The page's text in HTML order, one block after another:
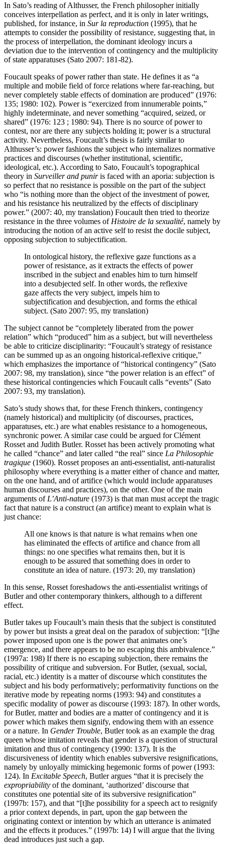
In Sato’s reading of Althusser, the French philosopher initially
conceives interpellation as perfect, and it is only in later writings,
published, for instance, in Sur la reproduction (1995), that he
attempts to consider the possibility of resistance, suggesting that, in
the process of interpellation, the dominant ideology incurs a
deviation due to the intervention of contingency and the multiplicity
of state apparatuses (Sato 2007: 181-82).
Foucault speaks of power rather than state. He defines it as “a
multiple and mobile field of force relations where far-reaching, but
never completely stable effects of domination are produced” (1976:
135; 1980: 102). Power is “exercized from innumerable points,”
highly indeterminate, and never something “acquired, seized, or
shared” (1976: 123 ; 1980: 94). There is no source of power to
contest, nor are there any subjects holding it; power is a structural
activity. Nevertheless, Foucault’s thesis is fairly similar to
Althusser’s: power fashions the subject who internalizes normative
practices and discourses (whether institutional, scientific,
ideological, etc.). According to Sato, Foucault’s topographical
theory in Surveiller and puniris faced with an aporia: subjection is
so perfect that no resistance is possible on the part of the subject
who “is nothing more than the object of the investment of power,
and his resistance his neutralized by the effects of disciplinary
power.” (2007: 40, my translation) Foucault then tried to theorize
resistance in the three volumes of Histoire de la sexualité, namely by
introducing the notion of an active self to resist the docile subject,
opposing subjection to subjectification.
In ontological history, the reflexive gaze functions as a
power of resistance, as it extracts the effects of power
inscribed in the subject and enables him to turn himself
into a desubjected self. In other words, the reflexive
gaze affects the very subject, impels him to
subjectification and desubjection, and forms the ethical
subject. (Sato 2007: 95, my translation)
The subject cannot be “completely liberated from the power
relation” which “produced” him as a subject, but will nevertheless
be able to criticize disciplinarity: “Foucault’s strategy of resistance
can be summed up as an ongoing historical-reflexive critique,”
which emphasizes the importance of “historical contingency” (Sato
2007: 98, my translation), since “the power relation is an effect” of
these historical contingencies which Foucault calls “events” (Sato
2007: 93, my translation).
Sato’s study shows that, for these French thinkers, contingency
(namely historical) and multiplicity (of discourses, practices,
apparatuses, etc.) are what enables resistance to a homogeneous,
synchronic power. A similar case could be argued for Clément
Rosset and Judith Butler. Rosset has been actively promoting what
he called “chance” and later called “the real” since La Philosophie
tragique (1960). Rosset proposes an anti-essentialist, anti-naturalist
philosophy where everything is a matter either of chance and matter,
on the one hand, and of artifice (which would include apparatuses
human discourses and practices), on the other. One of the main
arguments of L’Anti-nature (1973) is that man must accept the tragic
fact that nature is a construct (an artifice) meant to explain what is
just chance:
All one knows is that nature is what remains when one
has eliminated the effects of artifice and chance from all
things: no one specifies what remains then, but it is
enough to be assured that something does in order to
constitute an idea of nature. (1973: 20, my translation)
In this sense, Rosset foreshadows the anti-essentialist writings of
Butler and other contemporary thinkers, although to a different
effect.
Butler takes up Foucault’s main thesis that the subject is constituted
by power but insists a great deal on the paradox of subjection: “[t]he
power imposed upon one is the power that animates one’s
emergence, and there appears to be no escaping this ambivalence.”
(1997a: 198) If there is no escaping subjection, there remains the
possibility of critique and subversion. For Butler, (sexual, social,
racial, etc.) identity is a matter of discourse which constitutes the
subject and his body performatively; performativity functions on the
iterative mode by repeating norms (1993: 94) and constitutes a
specific modality of power as discourse (1993: 187). In other words,
for Butler, matter and bodies are a matter of contingency and it is
power which makes them signify, endowing them with an essence
or a nature. In Gender Trouble, Butler took as an example the drag
queen whose imitation reveals that gender is a question of structural
imitation and thus of contingency (1990: 137). It is the
discursiveness of identity which enables subversive resignifications,
namely by unloyally mimicking hegemonic forms of power (1993:
124). In Excitable Speech, Butler argues “that it is precisely the
expropriability of the dominant, ‘authorized’ discourse that
constitutes one potential site of its subversive resignification”
(1997b: 157), and that “[t]he possibility for a speech act to resignify
a prior context depends, in part, upon the gap between the
originating context or intention by which an utterance is animated
and the effects it produces.” (1997b: 14) I will argue that the living
dead introduces just such a gap.